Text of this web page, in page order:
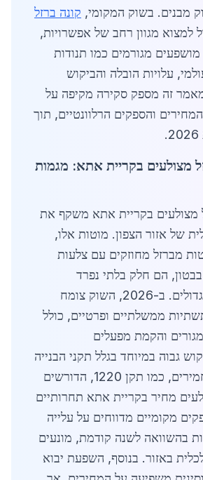
מבנים. בשוק המקומי, קונה ברזל
למצוא מגוון רחב של אפשרויות,
מגורמים כמו תנודות
עלויות הובלה והביקוש
זה מספק סקירה מקיפה על
והספקים הרלוונטיים, תוך
מצולעים בקריית אתא: מגמות
מצולעים בקריית אתא משקף את
של אזור הצפון. מוטות אלו,
מברזל מחוזקים עם צלעות
הם חלק בלתי נפרד
מפרויקטי בנייה גדולים. ב-2026, השוק צומח
ממשלתיים ופרטיים, כולל
והקמת מפעלים
גבוה במיוחד בגלל תקני הבנייה
הישראליים המחמירים, כמו תקן 1220, הדורשים
מחיר בקריית אתא תחרותיים
מקומיים מדווחים על עלייה
במכירות בהשוואה לשנה קודמת, מונעים
באזור. בנוסף, השפעת יבוא